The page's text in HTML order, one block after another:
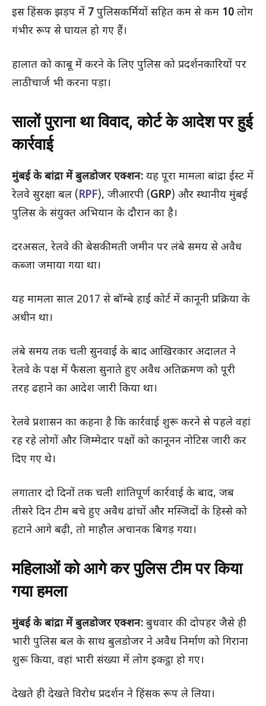
इस हिंसक झड़प में 7 पुलिसकर्मियों सहित कम से कम 10 लोग
गंभीर रूप से घायल हो गए हैं।
हालात को काबू में करने के लिए पुलिस को प्रदर्शनकारियों पर
लाठीचार्ज भी करना पड़ा।
सालों पुराना था विवाद, कोर्ट के आदेश पर हुई
कार्रवाई
मुंबई के बांद्रा में बुलडोजर एक्शन: यह पूरा मामला बांद्रा ईस्ट में
रेलवे सुरक्षा बल (RPF), जीआरपी (GRP) और स्थानीय मुंबई
पुलिस के संयुक्त अभियान के दौरान का है।
दरअसल, रेलवे की बेसकीमती जमीन पर लंबे समय से अवैध
कब्जा जमाया गया था।
यह मामला साल 2017 से बॉम्बे हाई कोर्ट में कानूनी प्रक्रिया के
अधीन था।
लंबे समय तक चली सुनवाई के बाद आखिरकार अदालत ने
रेलवे के पक्ष में फैसला सुनाते हुए अवैध अतिक्रमण को पूरी
तरह ढहाने का आदेश जारी किया था।
रेलवे प्रशासन का कहना है कि कार्रवाई शुरू करने से पहले वहां
रह रहे लोगों और जिम्मेदार पक्षों को कानूनन नोटिस जारी कर
दिए गए थे।
लगातार दो दिनों तक चली शांतिपूर्ण कार्रवाई के बाद, जब
तीसरे दिन टीम बचे हुए अवैध ढांचों और मस्जिदों के हिस्से को
हटाने आगे बढ़ी, तो माहौल अचानक बिगड़ गया।
महिलाओं को आगे कर पुलिस टीम पर किया
गया हमला
मुंबई के बांद्रा में बुलडोजर एक्शन: बुधवार की दोपहर जैसे ही
भारी पुलिस बल के साथ बुलडोजर ने अवैध निर्माण को गिराना
शुरू किया, वहां भारी संख्या में लोग इकट्ठा हो गए।
देखते ही देखते विरोध प्रदर्शन ने हिंसक रूप ले लिया।